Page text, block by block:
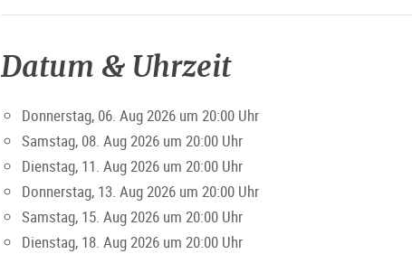
Datum & Uhrzeit
Donnerstag, 06. Aug 2026 um 20:00 Uhr
Samstag, 08. Aug 2026 um 20:00 Uhr
Dienstag, 11. Aug 2026 um 20:00 Uhr
Donnerstag, 13. Aug 2026 um 20:00 Uhr
Samstag, 15. Aug 2026 um 20:00 Uhr
Dienstag, 18. Aug 2026 um 20:00 Uhr